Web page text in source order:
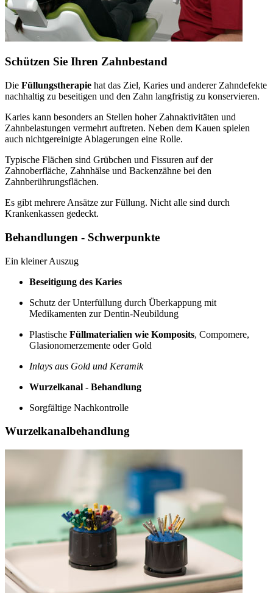
Schützen Sie Ihren Zahnbestand
Die Füllungstherapie hat das Ziel, Karies und anderer Zahndefekte
nachhaltig zu beseitigen und den Zahn langfristig zu konservieren.
Karies kann besonders an Stellen hoher Zahnaktivitäten und
Zahnbelastungen vermehrt auftreten. Neben dem Kauen spielen
auch nichtgereinigte Ablagerungen eine Rolle.
Typische Flächen sind Grübchen und Fissuren auf der
Zahnoberfläche, Zahnhälse und Backenzähne bei den
Zahnberührungsflächen.
Es gibt mehrere Ansätze zur Füllung. Nicht alle sind durch
Krankenkassen gedeckt.
Behandlungen - Schwerpunkte
Ein kleiner Auszug
Beseitigung des Karies
Schutz der Unterfüllung durch Überkappung mit
Medikamenten zur Dentin-Neubildung
Plastische Füllmaterialien wie Komposits, Compomere,
Glasionomerzemente oder Gold
Inlays aus Gold und Keramik
Wurzelkanal - Behandlung
Sorgfältige Nachkontrolle
Wurzelkanalbehandlung